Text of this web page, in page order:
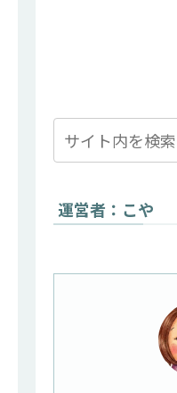
運営者：こや